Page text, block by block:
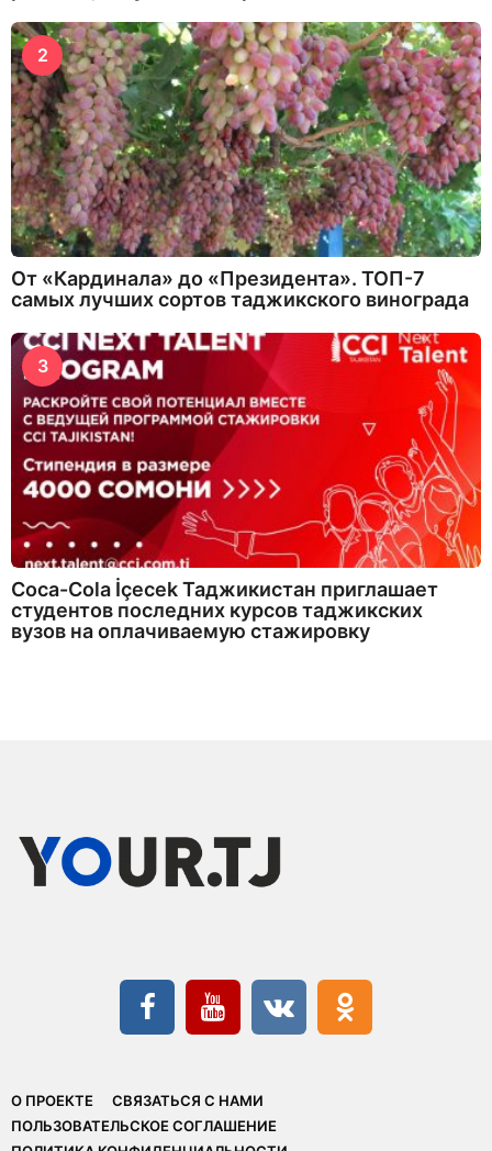
2
От «Кардинала» до «Президента». ТОП-7
самых лучших сортов таджикского винограда
3
Coca-Cola İçecek Таджикистан приглашает
студентов последних курсов таджикских
вузов на оплачиваемую стажировку
О ПРОЕКТЕ
СВЯЗАТЬСЯ С НАМИ
ПОЛЬЗОВАТЕЛЬСКОЕ СОГЛАШЕНИЕ